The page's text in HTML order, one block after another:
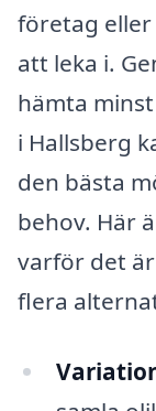
företag eller
att leka i.
hämta
i Hallsberg
den bästa
behov. Här
varför det
flera